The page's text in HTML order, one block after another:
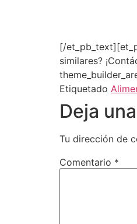
[/
similares?
Etiquetado
Deja
Tu dirección de
Comentario *